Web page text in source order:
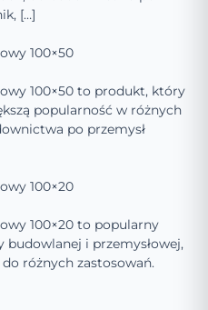
[…]
100×50
100×50 to produkt, który
popularność w różnych
po przemysł
100×20
100×20 to popularny
budowlanej i przemysłowej,
różnych zastosowań.